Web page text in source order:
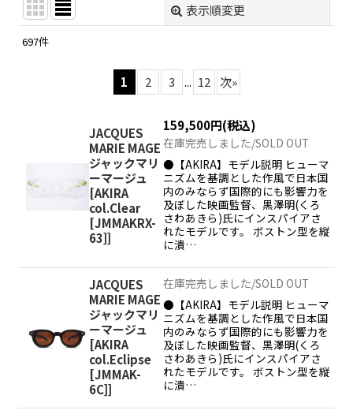
表示順変更
絞り込む
697件
1 2 3 ... 12 次»
JACQUES
MARIE MAGE
ジャックマリ
ーマージュ
[AKIRA
col.Clear
[JMMAKRX-
63]]
159,500円(税込)
在庫完売しました/SOLD OUT
●【AKIRA】モデル説明 ヒューマ
ニズムを基調とした作風で日本国
内のみならず国際的にも影響力を
及ぼした映画監督、黒澤明(くろ
さわあきら)氏にインスパイアさ
れたモデルです。 ボストン型を縦
に潰…
JACQUES
MARIE MAGE
ジャックマリ
ーマージュ
[AKIRA
col.Eclipse
[JMMAK-
6C]]
在庫完売しました/SOLD OUT
●【AKIRA】モデル説明 ヒューマ
ニズムを基調とした作風で日本国
内のみならず国際的にも影響力を
及ぼした映画監督、黒澤明(くろ
さわあきら)氏にインスパイアさ
れたモデルです。 ボストン型を縦
に潰…